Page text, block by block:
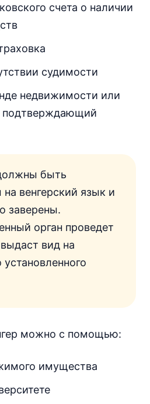
счета о наличии
судимости
недвижимости или
подтверждающий
быть
венгерский язык и
заверены.
орган проведет
вид на
можно с помощью:
имущества